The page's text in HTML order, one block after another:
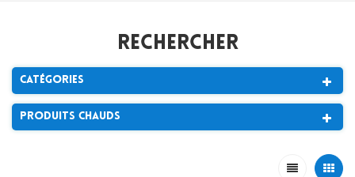
Rechercher
Catégories
Produits Chauds